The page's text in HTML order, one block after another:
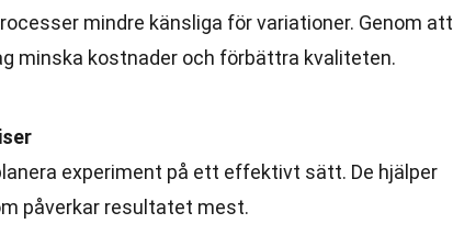
mindre känsliga för variationer. Genom att
minska kostnader och förbättra kvaliteten.
experiment på ett effektivt sätt. De hjälper
påverkar resultatet mest.